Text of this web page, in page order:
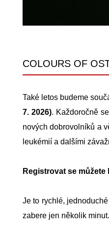
COLOURS OF
Také letos budeme
7. 2026). Každoročně
nových dobrovolníků a
leukémií a dalšími
Registrovat se
Je to rychlé,
zabere jen několik minut.